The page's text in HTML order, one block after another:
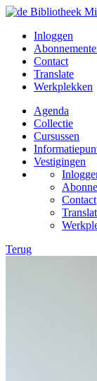
Inloggen
Contact
Translate
Werkplekken
Agenda
Collectie
Cursussen
Vestigingen
Contact
Terug